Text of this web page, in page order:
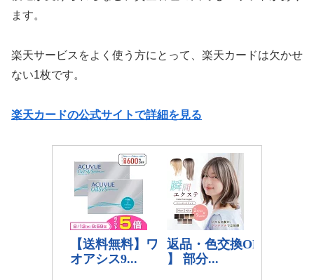
ます。
楽天サービスをよく使う方にとって、楽天カードは欠かせ
ない1枚です。
楽天カードの公式サイトで詳細を見る